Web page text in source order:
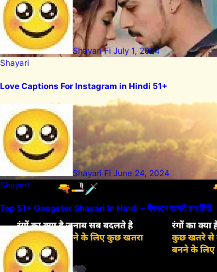
Shayari Fi July 1, 2024
Shayari
Love Captions For Instagram in Hindi 51+
Shayari Fi June 24, 2024
Shayari
Top 51+ Gangster Shayari In Hindi – गैंगस्टर शायरी इन हिंदी